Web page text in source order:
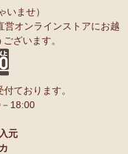
いませ）
営オンラインストアにお越
ざいます。
ております。
18:00
元